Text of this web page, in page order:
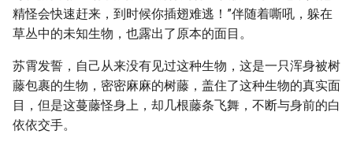
精怪会快速赶来，到时候你插翅难逃！”伴随着嘶吼，躲在
草丛中的未知生物，也露出了原本的面目。
苏霄发誓，自己从来没有见过这种生物，这是一只浑身被树
藤包裹的生物，密密麻麻的树藤，盖住了这种生物的真实面
目，但是这蔓藤怪身上，却几根藤条飞舞，不断与身前的白
依依交手。